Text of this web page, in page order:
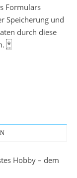
Formulars
Speicherung und
durch diese
*
Hobby – dem